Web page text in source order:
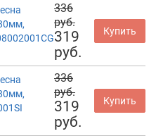
336
руб.
319
руб.
Купить
336
руб.
319
руб.
Купить